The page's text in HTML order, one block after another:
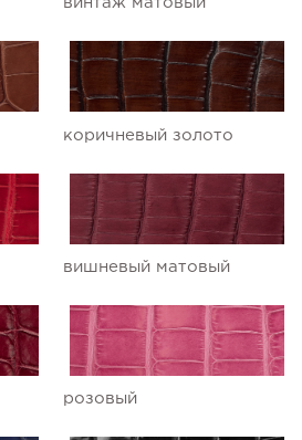
винтаж матовый
коричневый золото
вишневый матовый
розовый